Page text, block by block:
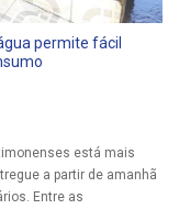
permite fácil
está mais
a partir de amanhã
Entre as